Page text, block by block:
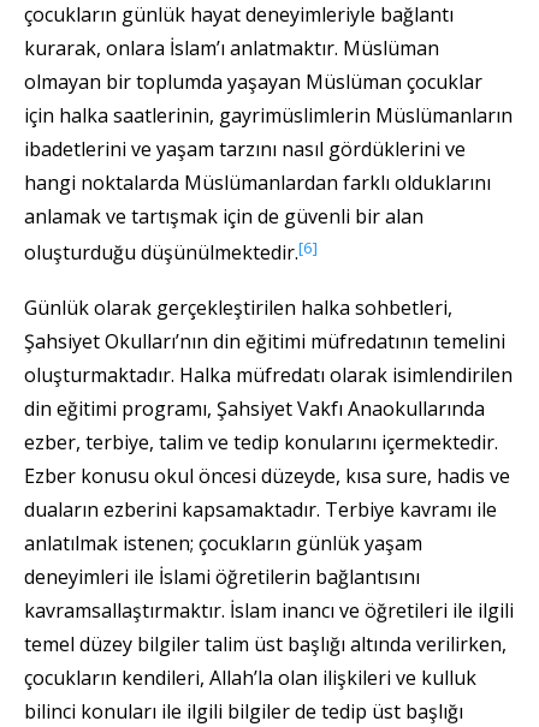
çocukların günlük hayat deneyimleriyle bağlantı
kurarak, onlara İslam’ı anlatmaktır. Müslüman
olmayan bir toplumda yaşayan Müslüman çocuklar
için halka saatlerinin, gayrimüslimlerin Müslümanların
ibadetlerini ve yaşam tarzını nasıl gördüklerini ve
hangi noktalarda Müslümanlardan farklı olduklarını
anlamak ve tartışmak için de güvenli bir alan
oluşturduğu düşünülmektedir.[6]
Günlük olarak gerçekleştirilen halka sohbetleri,
Şahsiyet Okulları’nın din eğitimi müfredatının temelini
oluşturmaktadır. Halka müfredatı olarak isimlendirilen
din eğitimi programı, Şahsiyet Vakfı Anaokullarında
ezber, terbiye, talim ve tedip konularını içermektedir.
Ezber konusu okul öncesi düzeyde, kısa sure, hadis ve
duaların ezberini kapsamaktadır. Terbiye kavramı ile
anlatılmak istenen; çocukların günlük yaşam
deneyimleri ile İslami öğretilerin bağlantısını
kavramsallaştırmaktır. İslam inancı ve öğretileri ile ilgili
temel düzey bilgiler talim üst başlığı altında verilirken,
çocukların kendileri, Allah’la olan ilişkileri ve kulluk
bilinci konuları ile ilgili bilgiler de tedip üst başlığı